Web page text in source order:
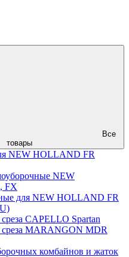
Все
товары
NEW HOLLAND FR
NEW
FX
для NEW HOLLAND FR
CAPELLO Spartan
MARANGON MDR
комбайнов и жаток